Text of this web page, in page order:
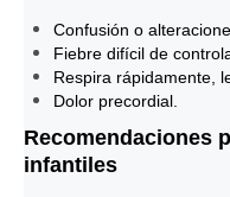
Confusión o
Fiebre difícil de
Respira rápidamente,
Dolor precordial.
Recomendaciones
infantiles